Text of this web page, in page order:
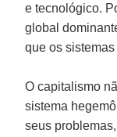
e tecnológico.
global
que os
O capitalismo
sistema
seus